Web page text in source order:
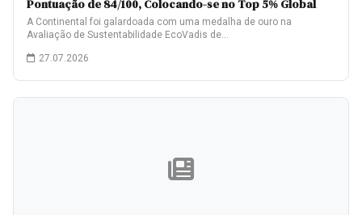
Pontuação de 84/100, Colocando-se no Top 5% Global
A Continental foi galardoada com uma medalha de ouro na
Avaliação de Sustentabilidade EcoVadis de…
27.07.2026